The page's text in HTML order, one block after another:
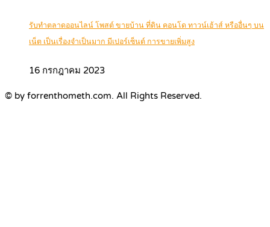
รับทำตลาดออนไลน์ โพสต์ ขายบ้าน ที่ดิน คอนโด ทาวน์เฮ้าส์ หรืออื่นๆ บน
เน็ต เป็นเรื่องจำเป็นมาก มีเปอร์เซ็นต์ การขายเพิ่มสูง
16 กรกฎาคม 2023
© by forrenthometh.com. All Rights Reserved.